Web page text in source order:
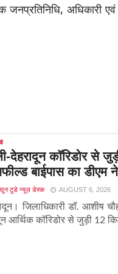
अधिकारी
देहरादून कॉरिडोर से
बाईपास का डीएम
टुडे न्यूज़ डेस्क AUGUST 6, 2026
जिलाधिकारी डॉ. आशीष
आर्थिक कॉरिडोर से जुड़ी 12